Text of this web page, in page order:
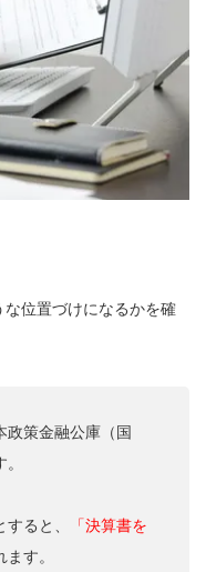
位置づけになるかを確
政策金融公庫（国
ると、
「決算書を
ます。